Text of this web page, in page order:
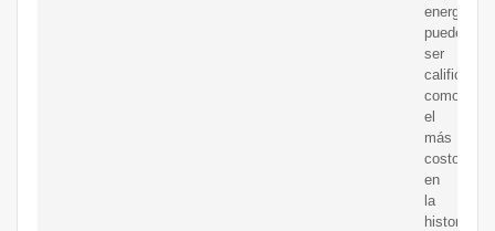
energético
puede
ser
calificado
como
el
más
costoso
en
la
historia